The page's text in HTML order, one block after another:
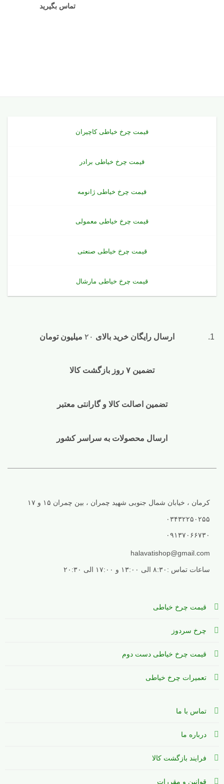
تماس بگیرید
قیمت چرخ خیاطی کاچیران
قیمت چرخ خیاطی برادر
قیمت چرخ خیاطی ژانومه
قیمت چرخ خیاطی معمولی
قیمت چرخ خیاطی صنعتی
قیمت چرخ خیاطی مارشال
ارسال رایگان خرید بالای میلیون تومان
تضمین ۷ روز بازگشت کالا
تضمین اصالت کالا و گارانتی معتبر
ارسال محصولات به سراسر کشور
کرمان ، خیابان شمال جنوبی شهید چمران ، بین چمران ۱۵ و ۱۷
۰۳۴۳۲۲۵۰۲۵۵
۰۹۱۳۷۰۶۶۷۳۰
halavatishop@gmail.com
ساعات تماس :۸:۳۰ الی ۱۳:۰۰ و ۱۷:۰۰ الی ۲۰:۳۰
قیمت چرخ خیاطی
چرخ سردوز
قیمت چرخ خیاطی دست دوم
تعمیرات چرخ خیاطی
تماس با ما
درباره ما
فرایند بازگشت کالا
قوانین و مقررات